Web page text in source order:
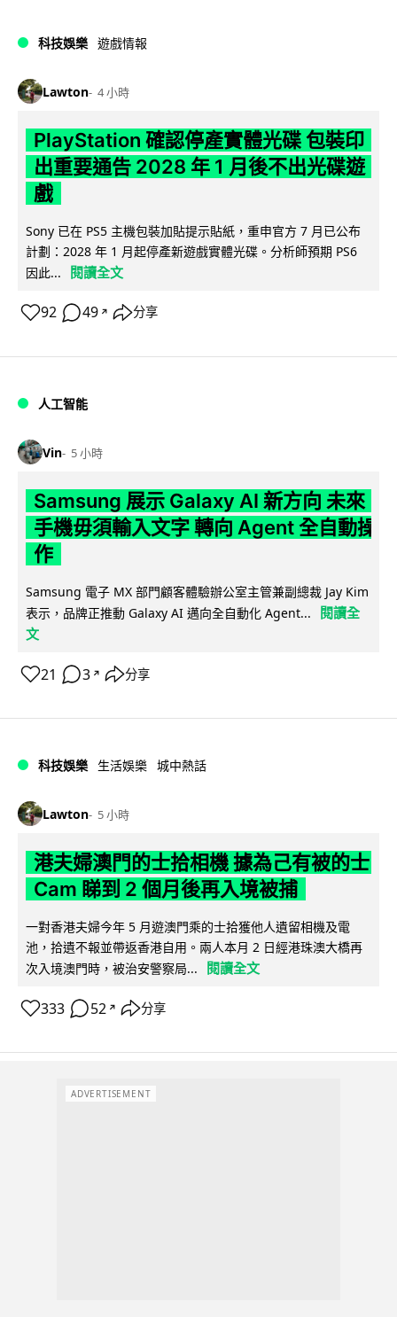
科技娛樂 遊戲情報
Lawton 4 小時
PlayStation 確認停產實體光碟 包裝印
出重要通告 2028 年 1 月後不出光碟遊
戲
Sony 已在 PS5 主機包裝加貼提示貼紙，重申官方 7 月已公布
計劃：2028 年 1 月起停產新遊戲實體光碟。分析師預期 PS6
因此...
閱讀全文
92 49 ↗ 分享
人工智能
Vin 5 小時
Samsung 展示 Galaxy AI 新方向 未來
手機毋須輸入文字 轉向 Agent 全自動操
作
Samsung 電子 MX 部門顧客體驗辦公室主管兼副總裁 Jay Kim
表示，品牌正推動 Galaxy AI 邁向全自動化 Agent...
閱讀全
文
21 3 ↗ 分享
科技娛樂 生活娛樂 城中熱話
Lawton 5 小時
港夫婦澳門的士拾相機 據為己有被的士
Cam 睇到 2 個月後再入境被捕
一對香港夫婦今年 5 月遊澳門乘的士拾獲他人遺留相機及電
池，拾遺不報並帶返香港自用。兩人本月 2 日經港珠澳大橋再
次入境澳門時，被治安警察局...
閱讀全文
333 52 ↗ 分享
ADVERTISEMENT